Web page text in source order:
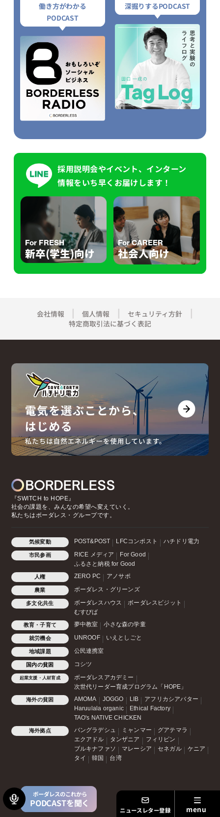
ニュースレター登録
ボーダレスのこれから
PODCASTを聞く
働き方がわかる
PODCAST
深掘りするPODCAST
採用説明会やイベント、インターン
情報をいち早くお届けします！
For FRESH
新卒(学生)向け
For CAREER
社会人向け
会社情報 個人情報
セキュリティ方針
特定商取引法に基づく表記
『SWITCH to HOPE』
社会の課題を、みんなの希望へ変えていく。
私たちはボーダレス・グループです。
気候変動 POST&POST LFCコンポスト ハチドリ電力
市民参画 RICE メディア
For Good
ふるさと納税 for Good
人権 ZERO PC アノサポ
農業 ボーダレス・グリーンズ
多文化共生 ボーダレスハウス
ボーダレスビジット
むすびば
教育・子育て 夢中教室 小さな森の学童
就労機会 UNROOF いえとしごと
地域課題 公民連携室
国内の貧困 コシツ
起業支援・人材育成
ボーダレスアカデミー
次世代リーダー育成プログラム「HOPE」
海外の貧困 AMOMA JOGGO LIB
アフリカシアバター
Haruulala organic
Ethical Factory
TAO's NATIVE CHICKEN
海外拠点 バングラデシュ ミャンマー
グアテマラ
エクアドル
タンザニア
フィリピン
ブルキナファソ
マレーシア セネガル
ケニア
タイ
韓国 台湾